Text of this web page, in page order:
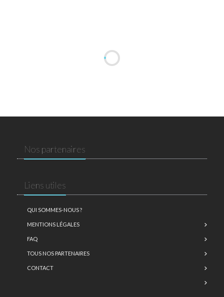
Nos partenaires
Liens utiles
QUI SOMMES-NOUS ?
MENTIONS LÉGALES
FAQ
TOUS NOS PARTENAIRES
CONTACT